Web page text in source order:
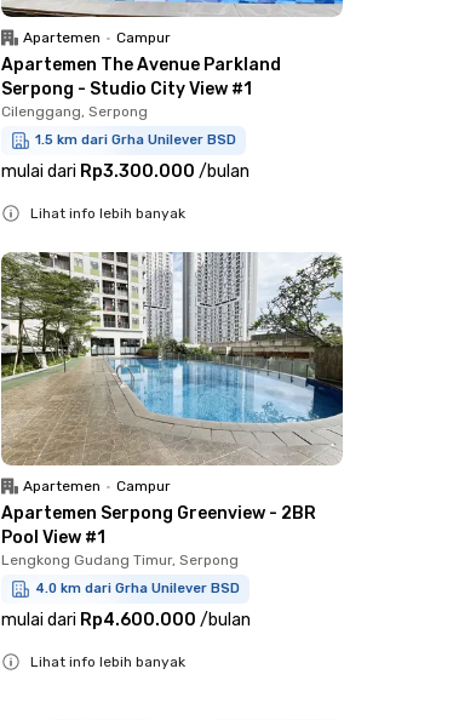
Apartemen • Campur
Apartemen The Avenue Parkland
Serpong - Studio City View #1
Cilenggang, Serpong
1.5 km dari Grha Unilever BSD
mulai dari Rp3.300.000 /bulan
Lihat info lebih banyak
Apartemen • Campur
Apartemen Serpong Greenview - 2BR
Pool View #1
Lengkong Gudang Timur, Serpong
4.0 km dari Grha Unilever BSD
mulai dari Rp4.600.000 /bulan
Lihat info lebih banyak